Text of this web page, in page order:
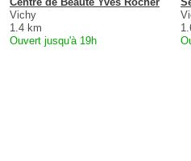
Vichy
1.4 km
Ouvert jusqu'à 19h